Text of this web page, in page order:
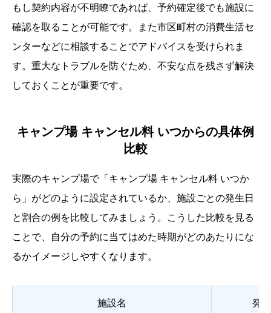
もし契約内容が不明瞭であれば、予約確定後でも施設に
確認を取ることが可能です。また市区町村の消費生活セ
ンターなどに相談することでアドバイスを受けられま
す。重大なトラブルを防ぐため、不安な点を残さず解決
しておくことが重要です。
キャンプ場 キャンセル料 いつからの具体例
比較
実際のキャンプ場で「キャンプ場 キャンセル料 いつか
ら」がどのように設定されているか、施設ごとの発生日
と割合の例を比較してみましょう。こうした比較を見る
ことで、自分の予約に当てはめた時期がどのあたりにな
るかイメージしやすくなります。
施設名 発